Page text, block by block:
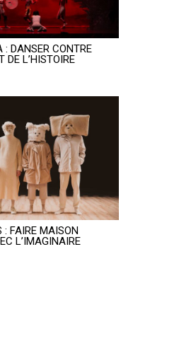
DANSER CONTRE
DE L’HISTOIRE
: FAIRE MAISON
L’IMAGINAIRE